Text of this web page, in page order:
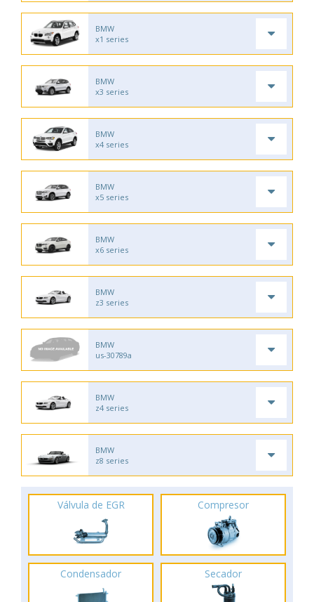
BMW
x1 series
BMW
x3 series
BMW
x4 series
BMW
x5 series
BMW
x6 series
BMW
z3 series
BMW
us-30789a
BMW
z4 series
BMW
z8 series
Válvula de EGR Compresor
Condensador Secador